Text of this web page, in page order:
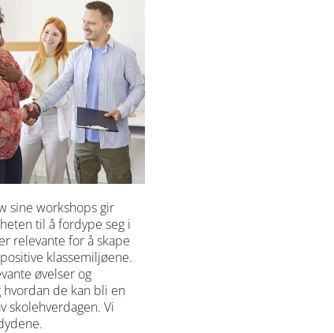
sine workshops gir
til å fordype seg i
relevante for å skape
klassemiljøene.
øvelser og
de kan bli en
skolehverdagen. Vi